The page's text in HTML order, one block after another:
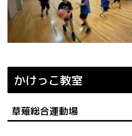
かけっこ教室
草薙総合運動場